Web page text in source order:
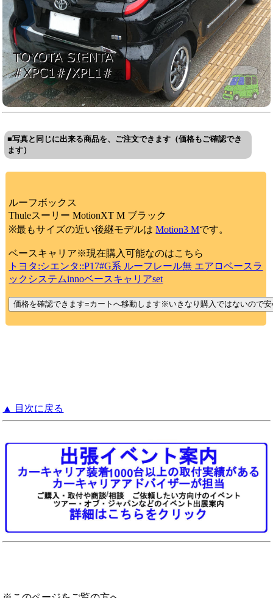
■写真と同じに出来る商品を、ご注文できます（価格もご確認でき
ます）
ルーフボックス
Thuleスーリー MotionXT M ブラック
※最もサイズの近い後継モデルはMotion3 Mです。
ベースキャリア※現在購入可能なのはこちら
トヨタ:シエンタ::P17#G系 ルーフレール無 エアロベースラ
ックシステムinnoベースキャリアset
▲ 目次に戻る